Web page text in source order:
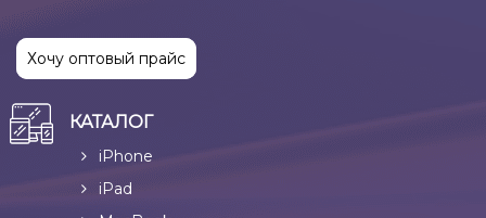
Хочу оптовый прайс
КАТАЛОГ
iPhone
iPad